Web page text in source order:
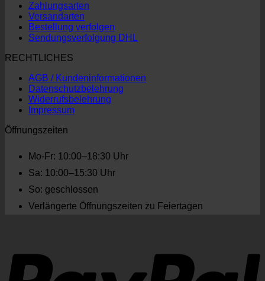
Zahlungsarten
Versandarten
Bestellung verfolgen
Sendungsverfolgung DHL
RECHTLICHES
AGB / Kundeninformationen
Datenschutzbelehrung
Widerrufsbelehrung
Impressum
Öffnungszeiten
Mo-Fr: 10:00–18:30 Uhr
Sa: 10:00–15:30 Uhr
So: geschlossen
Verlängerte Öffnungszeiten zu Feiertagen